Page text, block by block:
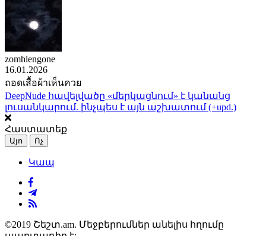
zomhlengone
16.01.2026
ถอดเสื้อผ้าเห็นควย
DeepNude հավելվածը «մերկացնում» է կանանց
լուսանկարում. ինչպես է այն աշխատում (+upd.)
Հաստատեք
Այո Ոչ
Կապ
©2019 Շեշտ.am. Մեջբերումներ անելիս հղումը